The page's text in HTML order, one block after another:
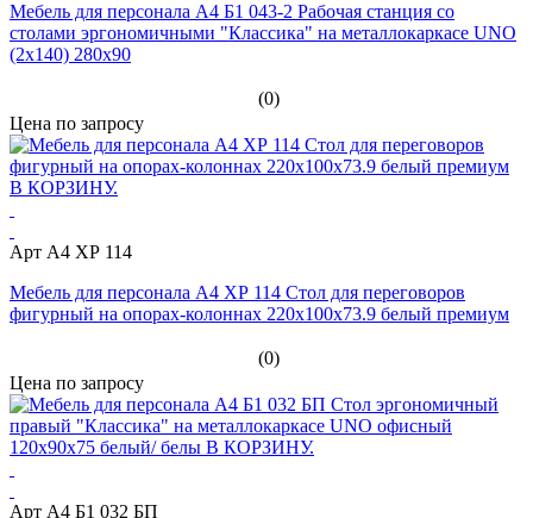
Мебель для персонала А4 Б1 043-2 Рабочая станция со
столами эргономичными "Классика" на металлокаркасе UNO
(2х140) 280x90
(0)
Цена по запросу
Арт А4 ХР 114
Мебель для персонала А4 ХР 114 Стол для переговоров
фигурный на опорах-колоннах 220x100x73.9 белый премиум
(0)
Цена по запросу
Арт А4 Б1 032 БП